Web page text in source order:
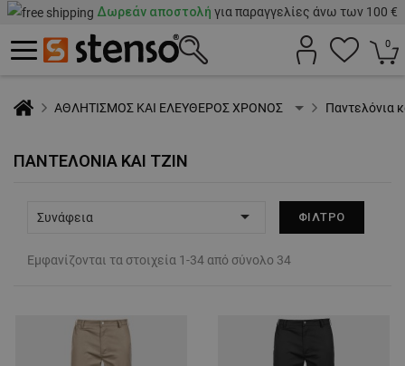
Δωρεάν αποστολή για παραγγελίες άνω των 100 €
0
ΑΘΛΗΤΙΣΜΟΣ ΚΑΙ ΕΛΕΥΘΕΡΟΣ ΧΡΟΝΟΣ Παντελόνια
ΠΑΝΤΕΛΌΝΙΑ ΚΑΙ ΤΖΙΝ
Συνάφεια  ΦΊΛΤΡΟ
Εμφανίζονται τα στοιχεία 1-34 από σύνολο 34